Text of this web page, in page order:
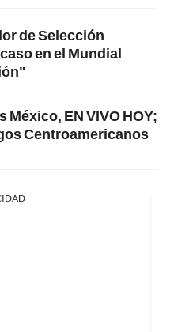
de Selección
en el Mundial
EN VIVO HOY;
Centroamericanos